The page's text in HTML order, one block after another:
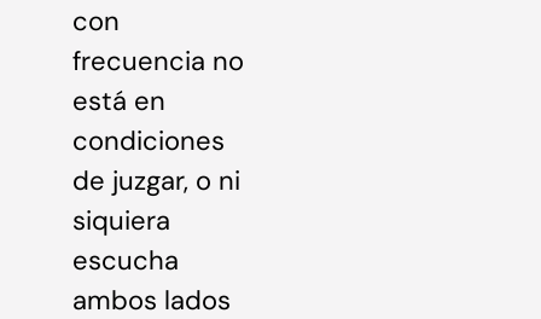
con
frecuencia no
está en
condiciones
de juzgar, o ni
siquiera
escucha
ambos lados